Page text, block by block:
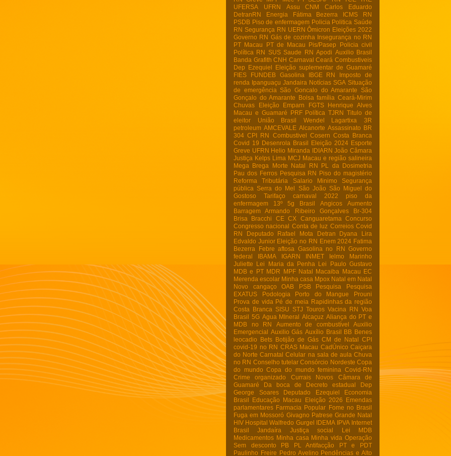
UFERSA
UFRN Assu CNM
Carlos Eduardo
DetranRN
Energia Fátima Bezerra
ICMS RN
PSDB Piso de enfermagem Policia Politica Saúde
RN Segurança RN UERN Ômicron Eleições 2022
Governo RN Gás de cozinha Insegurança no RN
PT Macau
PT de Macau Pis/Pasep
Policia civil
Política RN
SUS Saude RN Apodi Auxilio Brasil
Banda Grafith CNH Carnaval Ceará Combustiveis
Dep Ezequiel
Eleição suplementar de Guamaré
FIES
FUNDEB Gasolina IBGE RN
Imposto de
renda Ipanguaçu Jandaira Notícias SGA Situação
de emergência
São Goncalo do Amarante
São
Gonçalo do Amarante
Bolsa família Ceará-Mirim
Chuvas
Eleição Emparn FGTS
Henrique Alves
Macau e Guamaré
PRF Política TJRN Titulo de
eleitor
União Brasil Wendel Lagartixa
3R
petroleum AMCEVALE Alcanorte Assassinato BR
304 CPI RN Combustivel Cosern Costa Branca
Covid 19 Desenrola Brasil Eleição 2024 Esporte
Greve UFRN Helio Miranda IDIARN João Câmara
Justiça Kelps Lima MCJ Macau e região salineira
Mega Brega
Morte Natal RN
PL da Dosimetria
Pau dos Ferros Pesquisa RN Piso do magistério
Reforma Tributária
Salario Minimo
Segurança
pública
Serra do Mel São João
São Miguel do
Gostoso
Tarifaço carnaval 2022
piso da
enfermagem
13º 5g Brasil Angicos
Aumento
Barragem Armando Ribeiro Gonçalves
Br-304
Brisa Bracchi
CE CX Canguaretama
Concurso
Congresso nacional Conta de luz Correios Covid
RN
Deputado Rafael Mota Detran
Dyana Lira
Edvaldo Junior Eleição no RN Enem 2024 Fatima
Bezerra
Febre aftosa Gasolina no RN Governo
federal
IBAMA IGARN INMET
Ielmo Marinho
Juliette
Lei Maria da Penha
Lei Paulo Gustavo
MDB e PT MDR MPF Natal Macaiba
Macau EC
Merenda escolar Minha casa Mpox Natal em Natal
Novo cangaço
OAB PSB Pesquisa
Pesquisa
EXATUS
Podologia Porto do Mangue
Prouni
Prova de vida Pé de meia Rapidinhas da região
Costa Branca
SISU STJ Touros Vacina RN Voa
Brasil 5G Agua MIneral Alcaçuz Aliança do PT e
MDB no RN
Aumento de combustível
Auxilio
Emergencial Auxilio Gás Auxílio Brasil BB Benes
leocadio
Bets Botijão de Gás CM de Natal CPI
covid-19 no RN CRAS Macau CadÚnico Caiçara
do Norte Carnatal Celular na sala de aula Chuva
no RN Conselho tutelar Consórcio Nordeste Copa
do mundo Copa do mundo feminina
Covid-RN
Crime organizado
Currais Novos
Câmara de
Guamaré
Da boca de Decreto estadual
Dep
George Soares
Deputado Ezequiel
Economia
Brasil
Educação Macau Eleição 2026
Emendas
parlamentares Farmacia Popular Fome no Brasil
Fuga em Mossoró Givagno Patrese Grande Natal
HIV Hospital Walfredo Gurgel IDEMA IPVA Internet
Brasil
Jandaíra Justiça social Lei
MDB
Medicamentos Minha casa Minha vida Operação
Sem desconto
PB PL Antifacção
PT e PDT
Paulinho Freire Pedro Avelino Pendências e Alto